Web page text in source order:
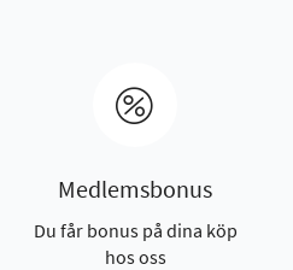
Medlemsbonus
Du får bonus på dina köp
hos oss